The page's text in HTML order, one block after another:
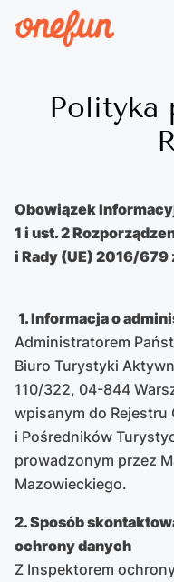
Polityka
Obowiązek
1 i ust. 2
i Rady (UE) 2016/
1. Informacja o
Administratorem
Biuro Turystyki
110/322, 04-844
wpisanym do
i Pośredników
prowadzonym przez
Mazowieckiego.
2. Sposób
ochrony danych
Z Inspektorem